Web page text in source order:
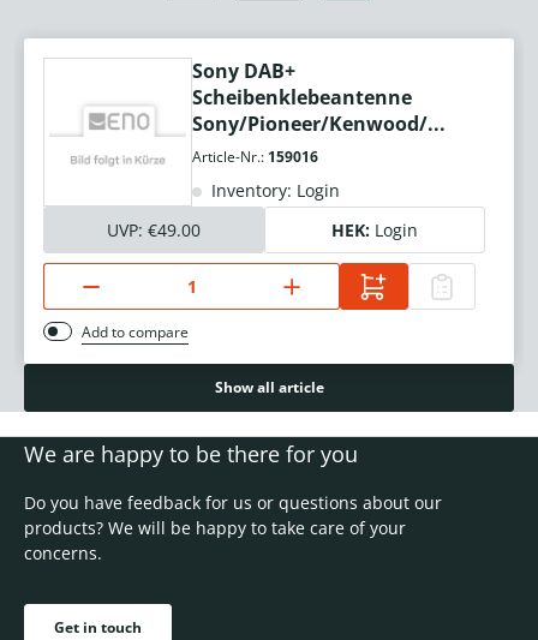
Sony DAB+
Scheibenklebeantenne
Sony/Pioneer/Kenwood/...
Article-Nr.: 159016
Inventory: Login
UVP: €49.00 HEK: Login
Add to compare
Show all article
We are happy to be there for you
Do you have feedback for us or questions about our
products? We will be happy to take care of your
concerns.
Get in touch